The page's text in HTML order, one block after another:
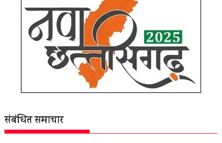
संबंधित समाचार